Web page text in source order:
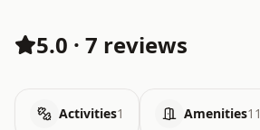
5.0 · 7 reviews
Activities1 Amenities11